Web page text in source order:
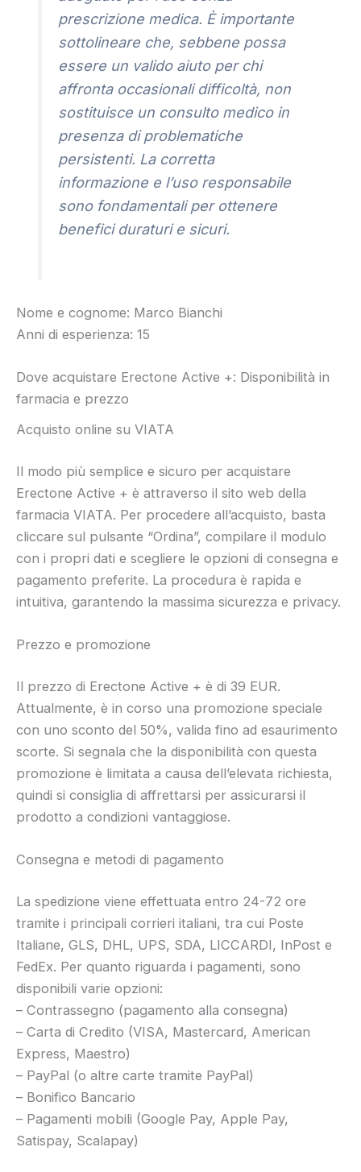
prescrizione medica. È importante
sottolineare che, sebbene possa
essere un valido aiuto per chi
affronta occasionali difficoltà, non
sostituisce un consulto medico in
presenza di problematiche
persistenti. La corretta
informazione e l’uso responsabile
sono fondamentali per ottenere
benefici duraturi e sicuri.
Nome e cognome: Marco Bianchi
Anni di esperienza: 15
Dove acquistare Erectone Active +: Disponibilità in
farmacia e prezzo
Acquisto online su VIATA
Il modo più semplice e sicuro per acquistare
Erectone Active + è attraverso il sito web della
farmacia VIATA. Per procedere all’acquisto, basta
cliccare sul pulsante “Ordina”, compilare il modulo
con i propri dati e scegliere le opzioni di consegna e
pagamento preferite. La procedura è rapida e
intuitiva, garantendo la massima sicurezza e privacy.
Prezzo e promozione
Il prezzo di Erectone Active + è di 39 EUR.
Attualmente, è in corso una promozione speciale
con uno sconto del 50%, valida fino ad esaurimento
scorte. Si segnala che la disponibilità con questa
promozione è limitata a causa dell’elevata richiesta,
quindi si consiglia di affrettarsi per assicurarsi il
prodotto a condizioni vantaggiose.
Consegna e metodi di pagamento
La spedizione viene effettuata entro 24-72 ore
tramite i principali corrieri italiani, tra cui Poste
Italiane, GLS, DHL, UPS, SDA, LICCARDI, InPost e
FedEx. Per quanto riguarda i pagamenti, sono
disponibili varie opzioni:
– Contrassegno (pagamento alla consegna)
– Carta di Credito (VISA, Mastercard, American
Express, Maestro)
– PayPal (o altre carte tramite PayPal)
– Bonifico Bancario
– Pagamenti mobili (Google Pay, Apple Pay,
Satispay, Scalapay)